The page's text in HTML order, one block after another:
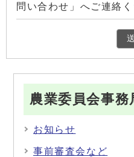
問い合わせ」へご連絡く
農業委員会事務
お知らせ
事前審査会など